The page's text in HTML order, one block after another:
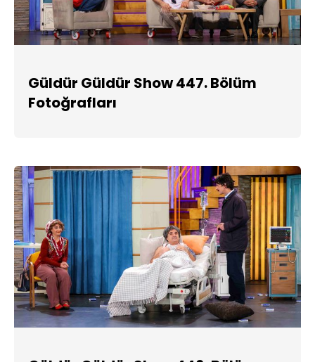
Güldür Güldür Show 447. Bölüm
Fotoğrafları